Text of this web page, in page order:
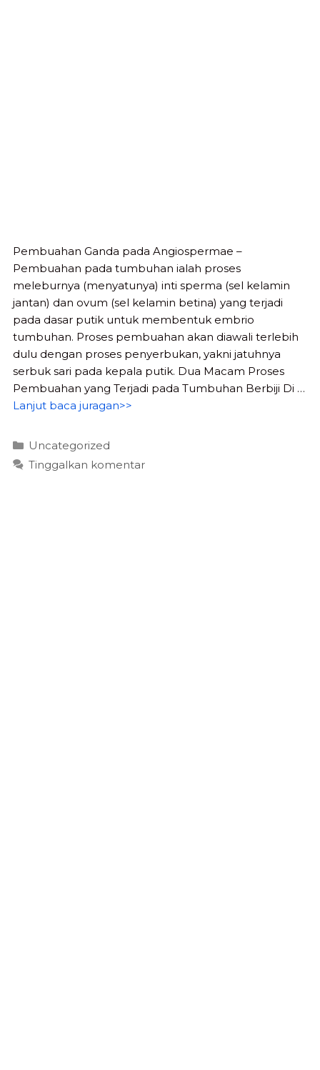
Pembuahan Ganda pada Angiospermae –
Pembuahan pada tumbuhan ialah proses
meleburnya (menyatunya) inti sperma (sel kelamin
jantan) dan ovum (sel kelamin betina) yang terjadi
pada dasar putik untuk membentuk embrio
tumbuhan. Proses pembuahan akan diawali terlebih
dulu dengan proses penyerbukan, yakni jatuhnya
serbuk sari pada kepala putik. Dua Macam Proses
Pembuahan yang Terjadi pada Tumbuhan Berbiji Di …
Lanjut baca juragan>>
Kategori
Uncategorized
Tinggalkan komentar